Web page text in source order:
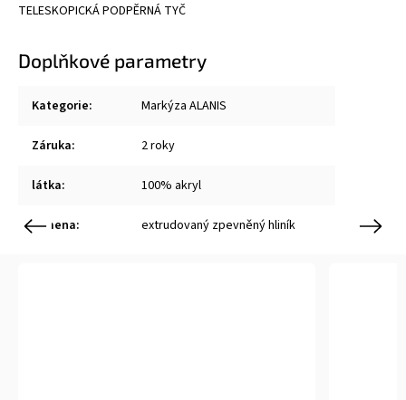
TELESKOPICKÁ PODPĚRNÁ TYČ
Doplňkové parametry
Kategorie: Markýza ALANIS
Záruka: 2 roky
látka: 100% akryl
ramena: extrudovaný zpevněný hliník
Previous Next